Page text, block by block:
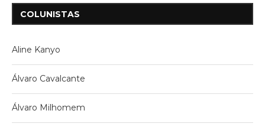
COLUNISTAS
Aline Kanyo
Álvaro Cavalcante
Álvaro Milhomem